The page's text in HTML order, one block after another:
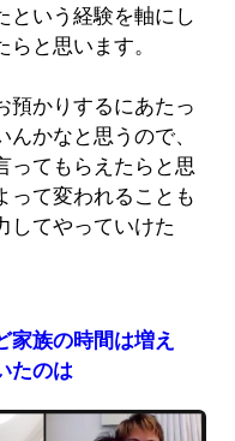
という経験を軸にし
と思います。
預かりするにあたっ
かなと思うので、
ってもらえたらと思
って変われることも
してやっていけた
家族の時間は増え
たのは